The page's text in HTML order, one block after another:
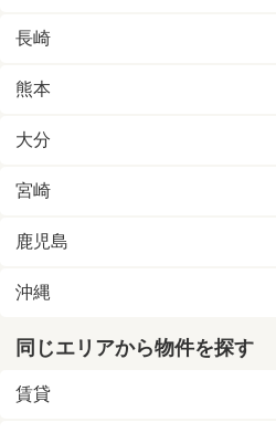
長崎
熊本
大分
宮崎
鹿児島
沖縄
同じエリアから物件を探す
賃貸